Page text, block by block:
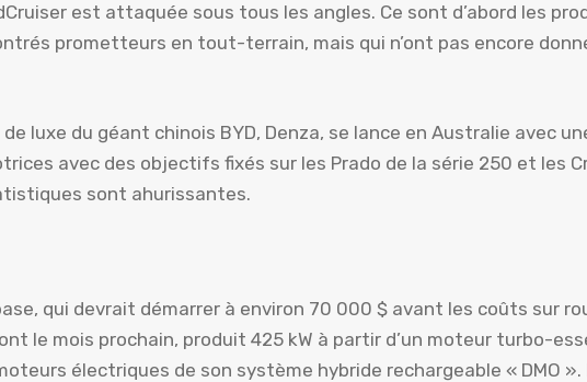
est attaquée sous tous les angles. Ce sont d’abord les
prometteurs en tout-terrain, mais qui n’ont pas encore
luxe du géant chinois BYD, Denza, se lance en Australie avec
avec des objectifs fixés sur les Prado de la série 250 et les
sont ahurissantes.
qui devrait démarrer à environ 70 000 $ avant les coûts sur
le mois prochain, produit 425 kW à partir d’un moteur turbo-
électriques de son système hybride rechargeable « DMO ».